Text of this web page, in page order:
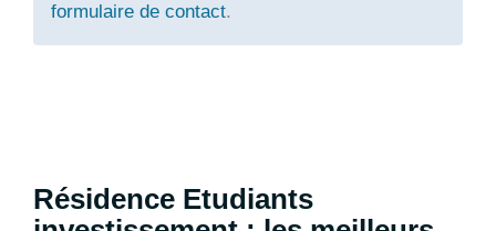
formulaire de contact.
Résidence Etudiants